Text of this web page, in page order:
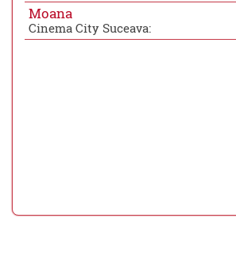
Moana
Cinema City Suceava: